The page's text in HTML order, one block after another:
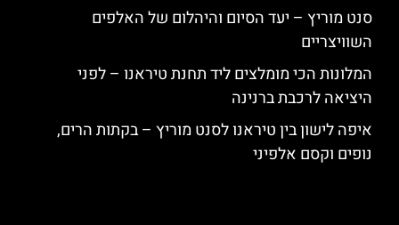
סנט מוריץ – יעד הסיום והיהלום של האלפים
השוויצריים
המלונות הכי מומלצים ליד תחנת טיראנו – לפני
היציאה לרכבת ברנינה
איפה לישון בין טיראנו לסנט מוריץ – בקתות הרים,
נופים וקסם אלפיני